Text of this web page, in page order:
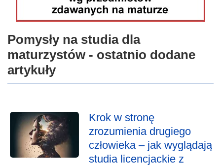
Pomysły na studia dla
maturzystów - ostatnio dodane
artykuły
Krok w stronę
zrozumienia drugiego
człowieka – jak wyglądają
studia licencjackie z